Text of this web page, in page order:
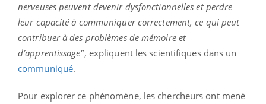
nerveuses peuvent devenir dysfonctionnelles et perdre
leur capacité à communiquer correctement, ce qui peut
contribuer à des problèmes de mémoire et
d’apprentissage", expliquent les scientifiques dans un
communiqué.
Pour explorer ce phénomène, les chercheurs ont mené